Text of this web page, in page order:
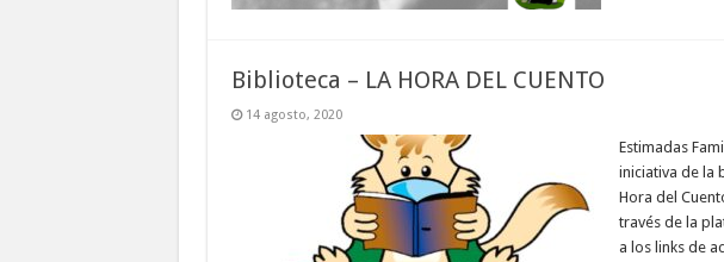
Biblioteca – LA HORA DEL CUENTO
14 agosto, 2020
Estimadas
iniciativa de la
Hora del
través de la
a los links de